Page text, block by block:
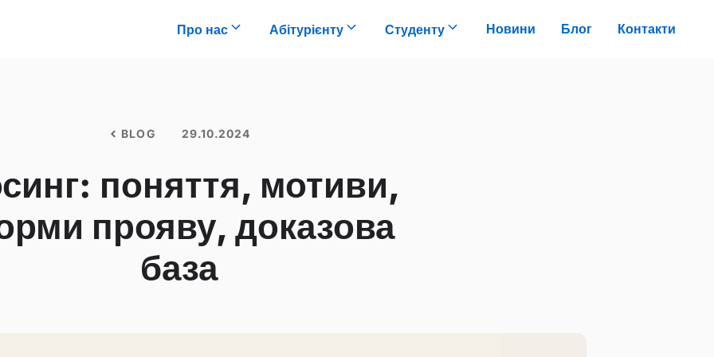
Про нас Абітурієнту Студенту Новини Блог Контакти
29.10.2024
BLOG
поняття, мотиви,
прояву, доказова
база